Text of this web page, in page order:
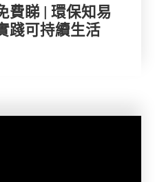
費睇 | 環保知易
踐可持續生活